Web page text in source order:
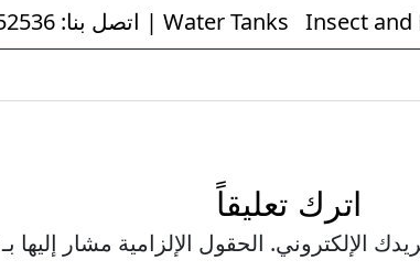
Insect and Water Tanks | اتصل بنا: 77752536
اترك تعليقاً
الإلكتروني. الحقول الإلزامية مشار إليها بـ